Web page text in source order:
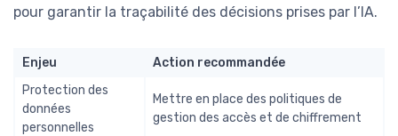
pour garantir la traçabilité des décisions prises par l’IA.
Enjeu
Action recommandée
Protection des
données
personnelles
Mettre en place des politiques de
gestion des accès et de chiffrement